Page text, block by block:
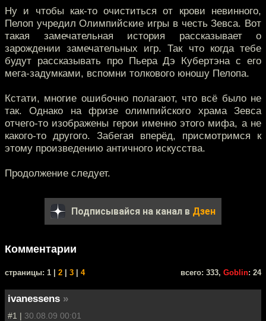
Ну и чтобы как-то очиститься от крови невинного,
Пелоп учредил Олимпийские игры в честь Зевса. Вот
такая замечательная история рассказывает о
зарождении замечательных игр. Так что когда тебе
будут рассказывать про Пьера Дэ Кубертэна с его
мега-задумками, вспомни толкового юношу Пелопа.
Кстати, многие ошибочно полагают, что всё было не
так. Однако на фризе олимпийского храма Зевса
отчего-то изображены герои именно этого мифа, а не
какого-то другого. Забегая вперёд, присмотримся к
этому произведению античного искусства.
Продолжение следует.
Подписывайся на канал в Дзен
Комментарии
cтраницы: 1 | 2 3 4 всего: 333, Goblin: 24
ivanessens »
#1 | 30.08.09 00:01